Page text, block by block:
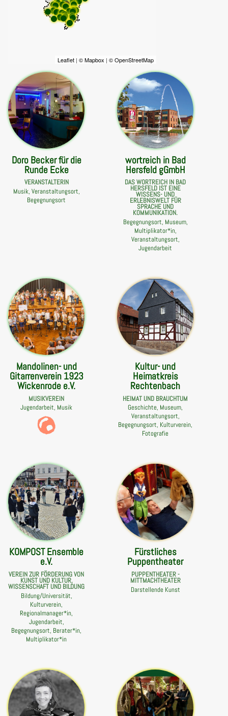
Leaflet |© Mapbox |© OpenStreetMap
Doro Becker für die
Runde Ecke
VERANSTALTERIN
Musik, Veranstaltungsort,
Begegnungsort
wortreich in Bad
Hersfeld gGmbH
DAS WORTREICH IN BAD
HERSFELD IST EINE
WISSENS- UND
ERLEBNISWELT FÜR
SPRACHE UND
KOMMUNIKATION.
Begegnungsort, Museum,
Multiplikator*in,
Veranstaltungsort,
Jugendarbeit
Mandolinen- und
Gitarrenverein 1923
Wickenrode e.V.
MUSIKVEREIN
Jugendarbeit, Musik
Kultur- und
Heimatkreis
Rechtenbach
HEIMAT UND BRAUCHTUM
Geschichte, Museum,
Veranstaltungsort,
Begegnungsort, Kulturverein,
Fotografie
KOMPOST Ensemble
e.V.
VEREIN ZUR FÖRDERUNG VON
KUNST UND KULTUR,
WISSENSCHAFT UND BILDUNG
Bildung/Universität,
Kulturverein,
Regionalmanager*in,
Jugendarbeit,
Begegnungsort, Berater*in,
Multiplikator*in
Fürstliches
Puppentheater
PUPPENTHEATER -
MITTMACHTHEATER
Darstellende Kunst